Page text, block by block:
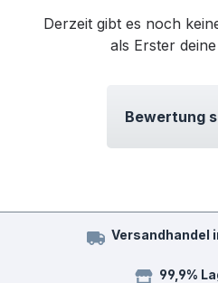
Derzeit gibt es noch
als Erster
Bewertung
Versandhandel
99,9%